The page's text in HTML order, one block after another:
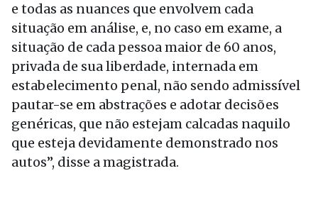
e todas as nuances que envolvem cada
situação em análise, e, no caso em exame, a
situação de cada pessoa maior de 60 anos,
privada de sua liberdade, internada em
estabelecimento penal, não sendo admissível
pautar-se em abstrações e adotar decisões
genéricas, que não estejam calcadas naquilo
que esteja devidamente demonstrado nos
autos”, disse a magistrada.